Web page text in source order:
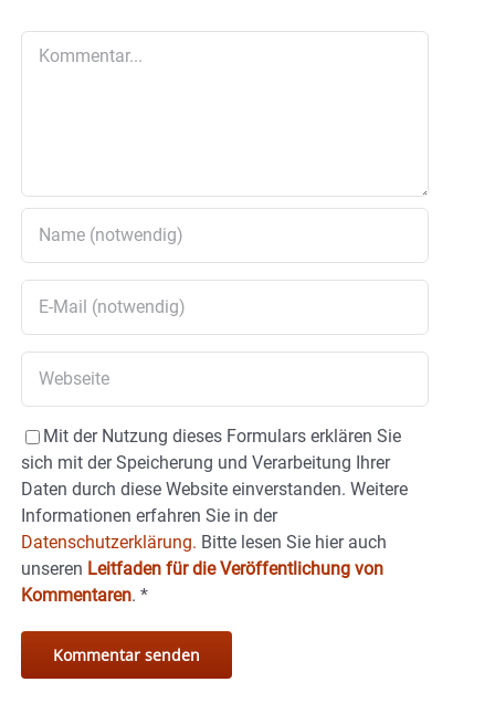
Mit der Nutzung dieses Formulars erklären Sie
sich mit der Speicherung und Verarbeitung Ihrer
Daten durch diese Website einverstanden. Weitere
Informationen erfahren Sie in der
Datenschutzerklärung. Bitte lesen Sie hier auch
unseren Leitfaden für die Veröffentlichung von
Kommentaren. *